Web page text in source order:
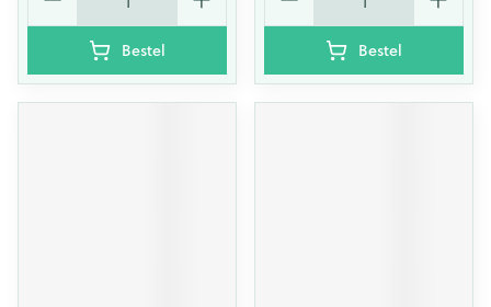
Bestel Bestel